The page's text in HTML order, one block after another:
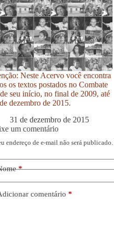
Neste Acervo você encontra
os textos postados no Combate
seu início, no final de 2009, até
dezembro de 2015.
31 de dezembro de 2015
um comentário
endereço de e-mail não será publicado.
*
comentário *